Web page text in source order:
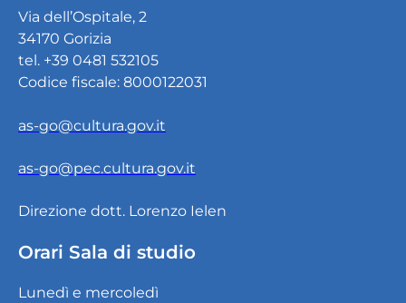
Via dell’Ospitale, 2
34170 Gorizia
tel. +39 0481 532105
Codice fiscale: 8000122031
as-go@cultura.gov.it
as-go@pec.cultura.gov.it
Direzione dott. Lorenzo Ielen
Orari Sala di studio
Lunedì e mercoledì